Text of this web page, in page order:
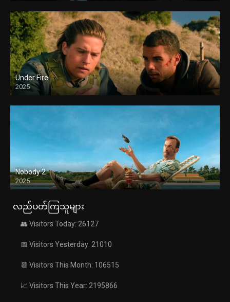
Under Fire
2025
Nobody 2
2025
လည်ပတ်ကြသူများ
👥 Visitors Today: 26127
📅 Visitors Yesterday: 21010
📆 Visitors This Month: 106515
📈 Visitors This Year: 2195866